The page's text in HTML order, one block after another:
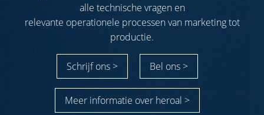
alle technische vragen en
relevante operationele processen van marketing tot
productie.
Schrijf ons > Bel ons >
Meer informatie over heroal >